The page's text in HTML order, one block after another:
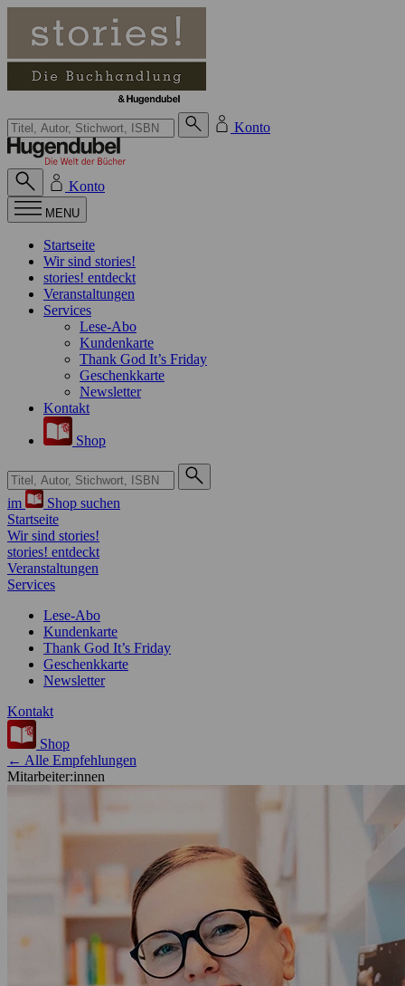
Suche bei Hugendubel
Konto
Konto
MENU
Startseite
Wir sind stories!
stories! entdeckt
Veranstaltungen
Services
Lese-Abo
Kundenkarte
Thank God It’s Friday
Geschenkkarte
Newsletter
Kontakt
Shop
Suche bei Hugendubel
im
Shop suchen
Startseite
Wir sind stories!
stories! entdeckt
Veranstaltungen
Services
Lese-Abo
Kundenkarte
Thank God It’s Friday
Geschenkkarte
Newsletter
Kontakt
Shop
← Alle Empfehlungen
Mitarbeiter:innen